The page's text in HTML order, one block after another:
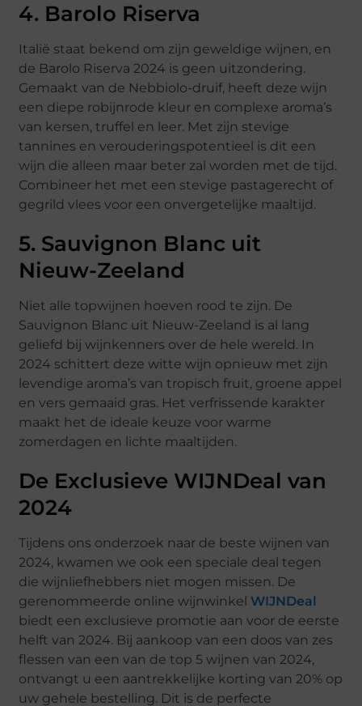
4. Barolo Riserva
Italië staat bekend om zijn geweldige wijnen, en
de Barolo Riserva 2024 is geen uitzondering.
Gemaakt van de Nebbiolo-druif, heeft deze wijn
een diepe robijnrode kleur en complexe aroma’s
van kersen, truffel en leer. Met zijn stevige
tannines en verouderingspotentieel is dit een
wijn die alleen maar beter zal worden met de tijd.
Combineer het met een stevige pastagerecht of
gegrild vlees voor een onvergetelijke maaltijd.
5. Sauvignon Blanc uit
Nieuw-Zeeland
Niet alle topwijnen hoeven rood te zijn. De
Sauvignon Blanc uit Nieuw-Zeeland is al lang
geliefd bij wijnkenners over de hele wereld. In
2024 schittert deze witte wijn opnieuw met zijn
levendige aroma’s van tropisch fruit, groene appel
en vers gemaaid gras. Het verfrissende karakter
maakt het de ideale keuze voor warme
zomerdagen en lichte maaltijden.
De Exclusieve WIJNDeal van
2024
Tijdens ons onderzoek naar de beste wijnen van
2024, kwamen we ook een speciale deal tegen
die wijnliefhebbers niet mogen missen. De
gerenommeerde online wijnwinkel WIJNDeal
biedt een exclusieve promotie aan voor de eerste
helft van 2024. Bij aankoop van een doos van zes
flessen van een van de top 5 wijnen van 2024,
ontvangt u een aantrekkelijke korting van 20% op
uw gehele bestelling. Dit is de perfecte